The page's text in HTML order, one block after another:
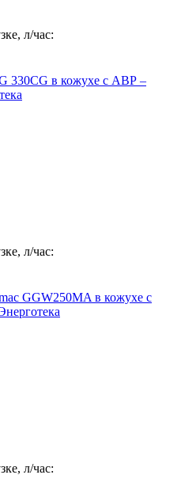
л/час:
330CG в кожухе с АВР –
л/час:
GGW250MA в кожухе с
л/час: